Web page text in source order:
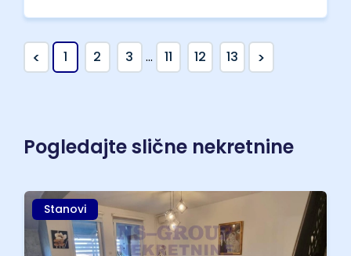
< 1 2 3 ... 11 12 13 >
Pogledajte slične nekretnine
Stanovi